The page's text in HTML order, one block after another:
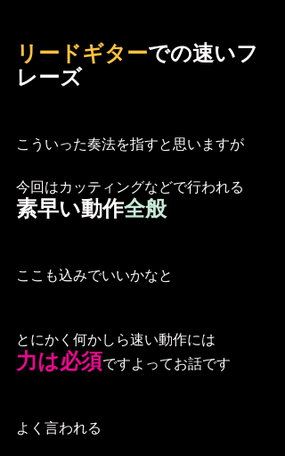
リードギターでの速いフ
レーズ
こういった奏法を指すと思いますが
今回はカッティングなどで行われる
素早い動作全般
ここも込みでいいかなと
とにかく何かしら速い動作には
力は必須ですよってお話です
よく言われる